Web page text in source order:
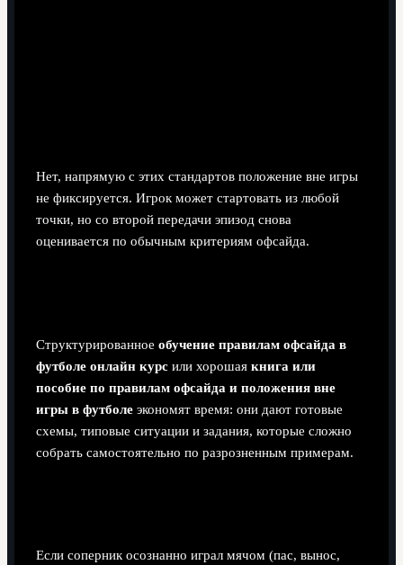
Нет, напрямую с этих стандартов положение вне игры
не фиксируется. Игрок может стартовать из любой
точки, но со второй передачи эпизод снова
оценивается по обычным критериям офсайда.
Структурированное обучение правилам офсайда в
футболе онлайн курсили хорошая книга или
пособие по правилам офсайда и положения вне
игры в футболеэкономят время: они дают готовые
схемы, типовые ситуации и задания, которые сложно
собрать самостоятельно по разрозненным примерам.
Если соперник осознанно играл мячом (пас, вынос,